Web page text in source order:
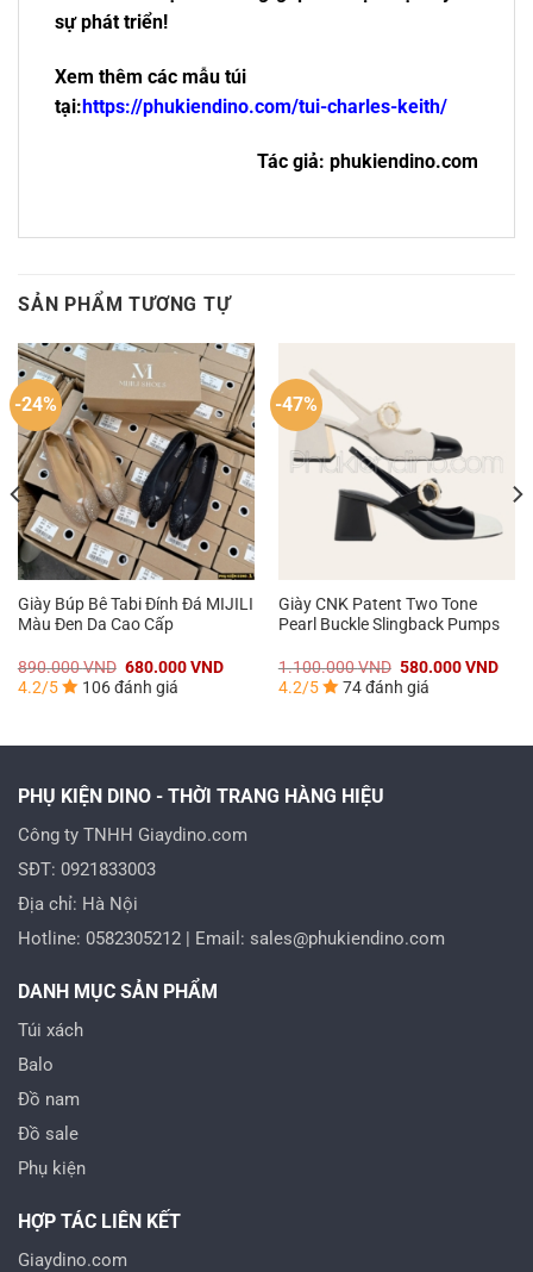
sự phát triển!
Xem thêm các mẫu túi
tại:https://phukiendino.com/tui-charles-keith/
Tác giả: phukiendino.com
SẢN PHẨM TƯƠNG TỰ
-24%
Giày Búp Bê Tabi Đính Đá MIJILI
Màu Đen Da Cao Cấp
890.000VND Giá
gốc
là:
680.000VNDGiá
4.2/5 106 đánh giá
-47%
Giày CNK Patent Two Tone
Pearl Buckle Slingback Pumps
1.100.000VND Giá
gốc
là:
580.000VNDGiá
4.2/5 74 đánh giá
PHỤ KIỆN DINO - THỜI TRANG HÀNG HIỆU
Công ty TNHH Giaydino.com
SĐT: 0921833003
Địa chỉ: Hà Nội
Hotline: 0582305212 | Email: sales@phukiendino.com
DANH MỤC SẢN PHẨM
Túi xách
Balo
Đồ nam
Đồ sale
Phụ kiện
HỢP TÁC LIÊN KẾT
Giaydino.com